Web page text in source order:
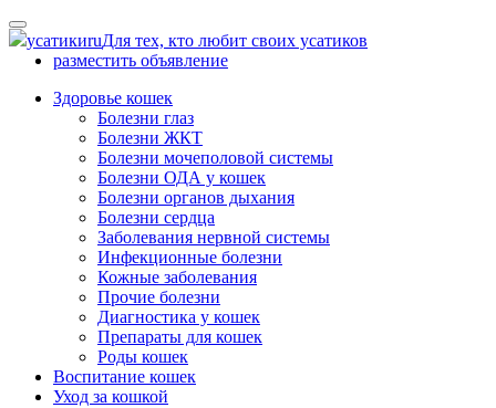
Skip
to
content
усатикиruДля тех, кто любит своих усатиков
разместить объявление
Здоровье кошек
Болезни глаз
Болезни ЖКТ
Болезни мочеполовой системы
Болезни ОДА у кошек
Болезни органов дыхания
Болезни сердца
Заболевания нервной системы
Инфекционные болезни
Кожные заболевания
Прочие болезни
Диагностика у кошек
Препараты для кошек
Роды кошек
Воспитание кошек
Уход за кошкой